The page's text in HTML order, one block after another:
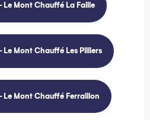
Le Mont Chauffé La Faille
Mont Chauffé Les Pilliers
Le Mont Chauffé Ferraillon